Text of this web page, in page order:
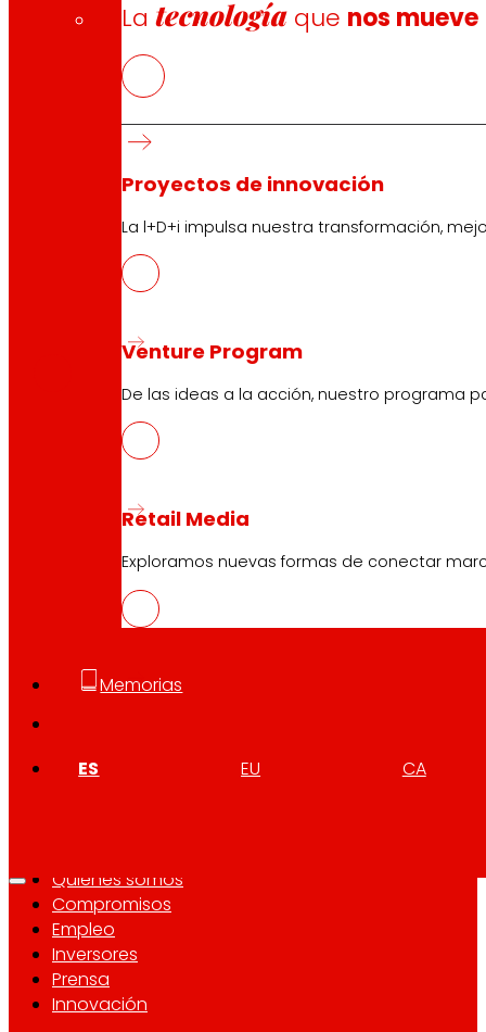
Latecnología que nos mueve
Proyectos de innovación
La l+D+i impulsa nuestra transformación,
Venture Program
De las ideas a la acción, nuestro programa
Retail Media
Exploramos nuevas formas de conectar
Memorias
ES EU CA
Quiénes somos
Compromisos
Empleo
Inversores
Prensa
Innovación